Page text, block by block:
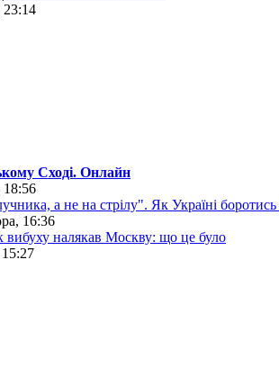
Сході. Онлайн
а не на стрілу". Як Україні боротись
16:36
вибуху налякав Москву: що це було